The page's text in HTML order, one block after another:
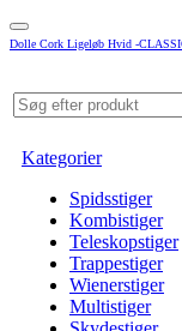
Dolle Cork Ligeløb Hvid -
Kategorier
Spidsstiger
Kombistiger
Teleskopstiger
Trappestiger
Wienerstiger
Multistiger